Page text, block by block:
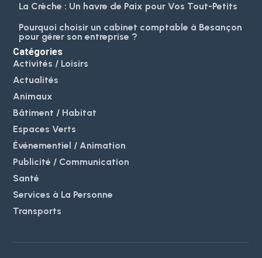
La Crèche : Un havre de Paix pour Vos Tout-Petits
Pourquoi choisir un cabinet comptable à Besançon
pour gérer son entreprise ?
Catégories
Activités / Loisirs
Actualités
Animaux
Bâtiment / Habitat
Espaces Verts
Événementiel / Animation
Publicité / Communication
Santé
Services à La Personne
Transports